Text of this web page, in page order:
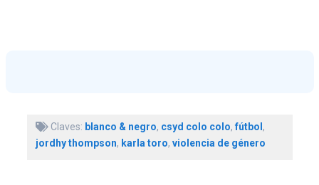
Claves: blanco & negro, csyd colo colo,fútbol ,
jordhy thompson, karla toro, violencia de género